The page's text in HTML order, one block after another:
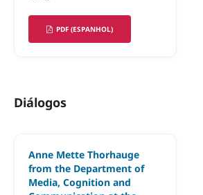
PDF (ESPANHOL)
Diálogos
Anne Mette Thorhauge
from the Department of
Media, Cognition and